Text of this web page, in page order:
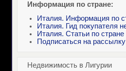
Информация по стране:
Италия. Информация по
Италия. Гид покупателя
Италия. Статьи по стране
Подписаться на рассылку
Недвижимость в Лигурии